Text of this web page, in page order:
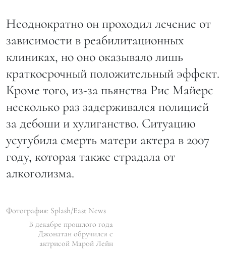
Неоднократно он проходил лечение от
зависимости в реабилитационных
клиниках, но оно оказывало лишь
краткосрочный положительный эффект.
Кроме того, из-за пьянства Рис Майерс
несколько раз задерживался полицией
за дебоши и хулиганство. Ситуацию
усугубила смерть матери актера в 2007
году, которая также страдала от
алкоголизма.
Фотография: Splash/East News
В декабре прошлого года
Джонатан обручился с
актрисой Марой Лейн